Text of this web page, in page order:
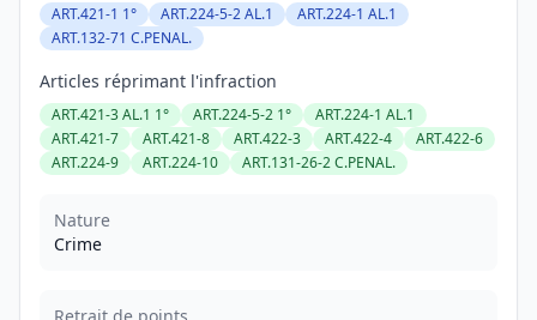
ART.421-1 1° ART.224-5-2 AL.1
ART.224-1 AL.1
ART.132-71 C.PENAL.
Articles réprimant l'infraction
ART.421-3 AL.1 1° ART.224-5-2 1°
ART.224-1 AL.1
ART.421-7
ART.421-8 ART.422-3 ART.422-4
ART.422-6
ART.224-9
ART.224-10 ART.131-26-2 C.PENAL.
Nature
Crime